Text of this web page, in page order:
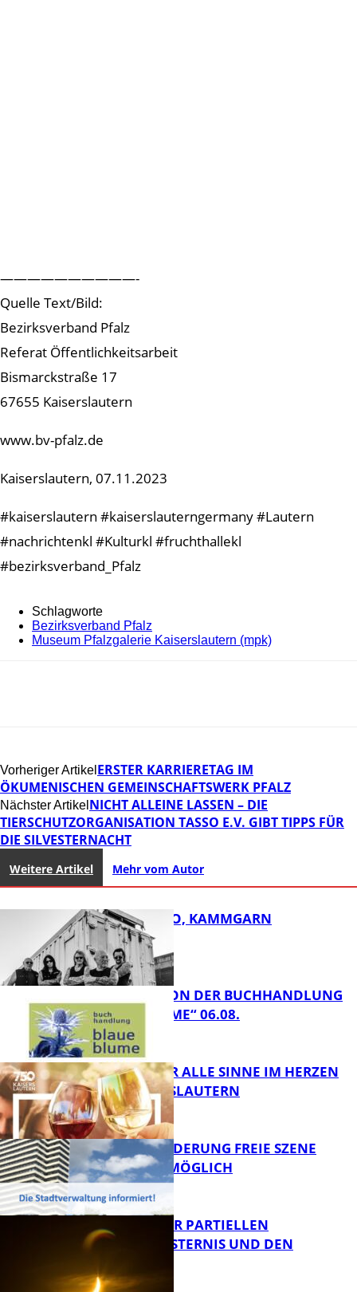
——————————-
Quelle Text/Bild:
Bezirksverband Pfalz
Referat Öffentlichkeitsarbeit
Bismarckstraße 17
67655 Kaiserslautern
www.bv-pfalz.de
Kaiserslautern, 07.11.2023
#kaiserslautern #kaiserslauterngermany #Lautern
#nachrichtenkl #Kulturkl #fruchthallekl
#bezirksverband_Pfalz
Schlagworte
Bezirksverband Pfalz
Museum Pfalzgalerie Kaiserslautern (mpk)
Vorheriger Artikel ERSTER KARRIERETAG IM
ÖKUMENISCHEN GEMEINSCHAFTSWERK PFALZ
Nächster Artikel NICHT ALLEINE LASSEN – DIE
TIERSCHUTZORGANISATION TASSO E.V. GIBT TIPPS FÜR
DIE SILVESTERNACHT
Weitere Artikel Mehr vom Autor
ROSE TATTOO, KAMMGARN
FB Kultur
LESETIPPS VON DER BUCHHANDLUNG
„BLAUE BLUME“ 06.08.
FB Kultur
GENÜSSE FÜR ALLE SINNE IM HERZEN
VON KAISERSLAUTERN
PROJEKTFÖRDERUNG FREIE SZENE
WEITERHIN MÖGLICH
VORTRAG ZUR PARTIELLEN
SONNENFINSTERNIS UND DEN
PERSEIDEN